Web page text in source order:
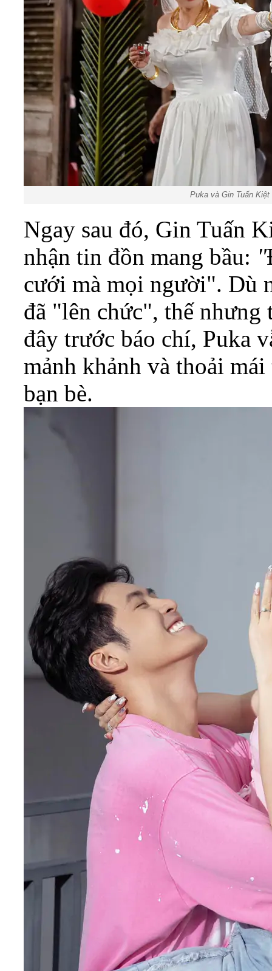
Puka và Gin Tuấn
Ngay sau đó, Gin Tuấn
nhận tin đồn mang bầu: "
cưới mà mọi người". Dù
đã "lên chức", thế nhưng
đây trước báo chí, Puka
mảnh khảnh và thoải
bạn bè.